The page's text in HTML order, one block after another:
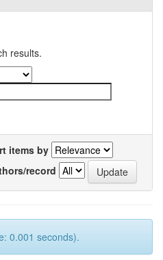
results.
items by
record
0.001 seconds).